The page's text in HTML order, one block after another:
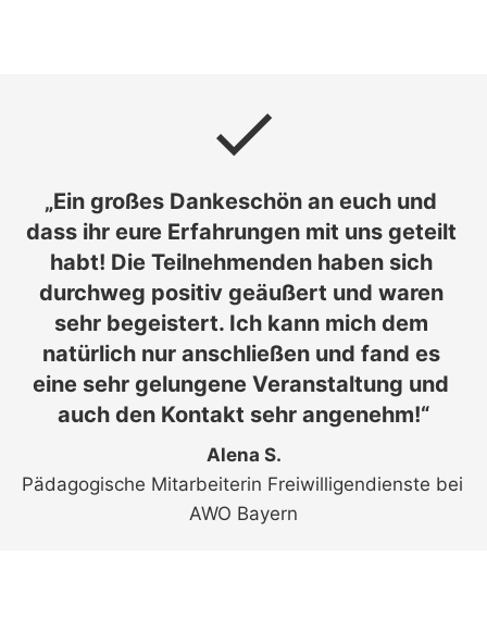
check
„Ein großes Dankeschön an euch und
dass ihr eure Erfahrungen mit uns geteilt
habt! Die Teilnehmenden haben sich
durchweg positiv geäußert und waren
sehr begeistert. Ich kann mich dem
natürlich nur anschließen und fand es
eine sehr gelungene Veranstaltung und
auch den Kontakt sehr angenehm!“
Alena S.
Pädagogische Mitarbeiterin Freiwilligendienste bei
AWO Bayern